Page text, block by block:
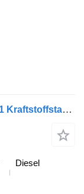
MAN TGX 26.440 (01.07-) 81.27203-6021 Kraftstoffstandsensor für MAN TGL, TGM, TGS, TGX (2005-2021) Sattelzugmaschine
Diesel